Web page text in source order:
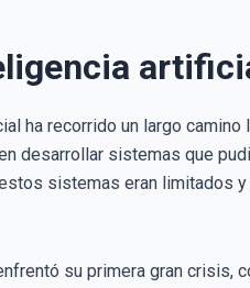
ha recorrido un largo
desarrollar sistemas que
sistemas eran limitados
su primera gran crisis,